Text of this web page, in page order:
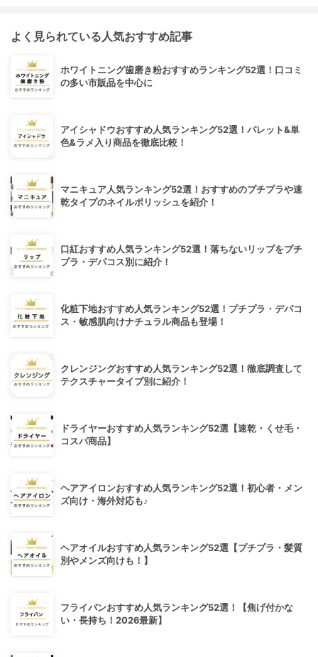
よく見られている人気おすすめ記事
ホワイトニング歯磨き粉おすすめランキング52選！口コミ
の多い市販品を中心に
アイシャドウおすすめ人気ランキング52選！パレット&単
色&ラメ入り商品を徹底比較！
マニキュア人気ランキング52選！おすすめのプチプラや速
乾タイプのネイルポリッシュを紹介！
口紅おすすめ人気ランキング52選！落ちないリップをプチ
プラ・デパコス別に紹介！
化粧下地おすすめ人気ランキング52選！プチプラ・デパコ
ス・敏感肌向けナチュラル商品も登場！
クレンジングおすすめ人気ランキング52選！徹底調査して
テクスチャータイプ別に紹介！
ドライヤーおすすめ人気ランキング52選【速乾・くせ毛・
コスパ商品】
ヘアアイロンおすすめ人気ランキング52選！初心者・メン
ズ向け・海外対応も♪
ヘアオイルおすすめ人気ランキング52選【プチプラ・髪質
別やメンズ向けも！】
フライパンおすすめ人気ランキング52選！【焦げ付かな
い・長持ち！2026最新】